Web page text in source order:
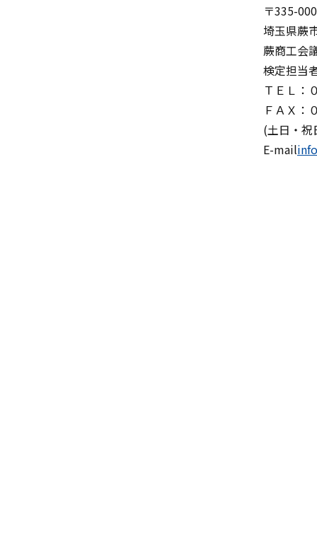
〒335-
埼玉県蕨
蕨商工会
検定担当
ＴＥＬ：
ＦＡＸ：
(土日・
E-mail